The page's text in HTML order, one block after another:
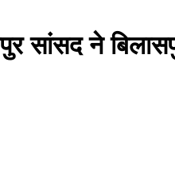
सांसद ने